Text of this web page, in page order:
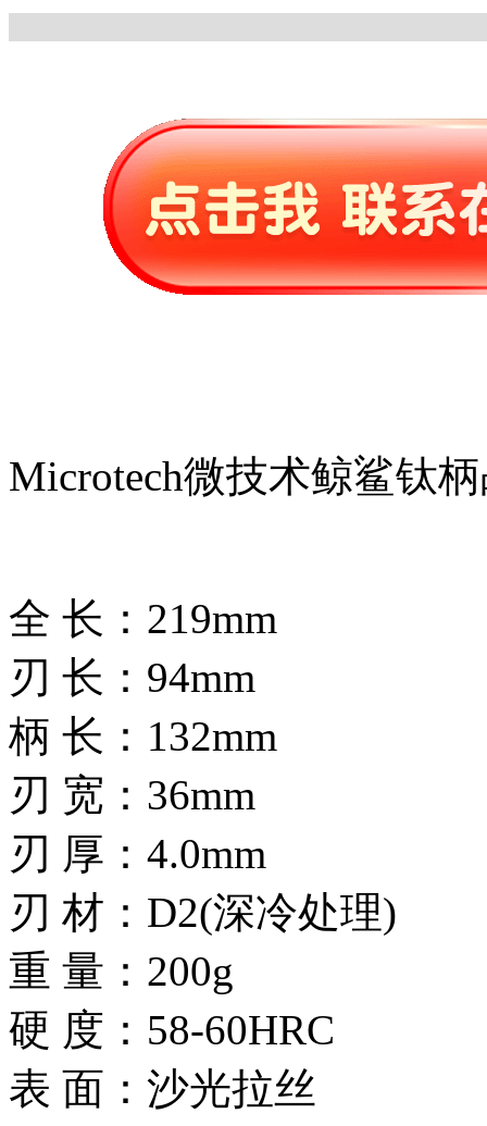
Microtech微技术鲸鲨钛
全 长：219mm
刃 长：94mm
柄 长：132mm
刃 宽：36mm
刃 厚：4.0mm
刃 材：D2(深冷处理)
重 量：200g
硬 度：58-60HRC
表 面：沙光拉丝